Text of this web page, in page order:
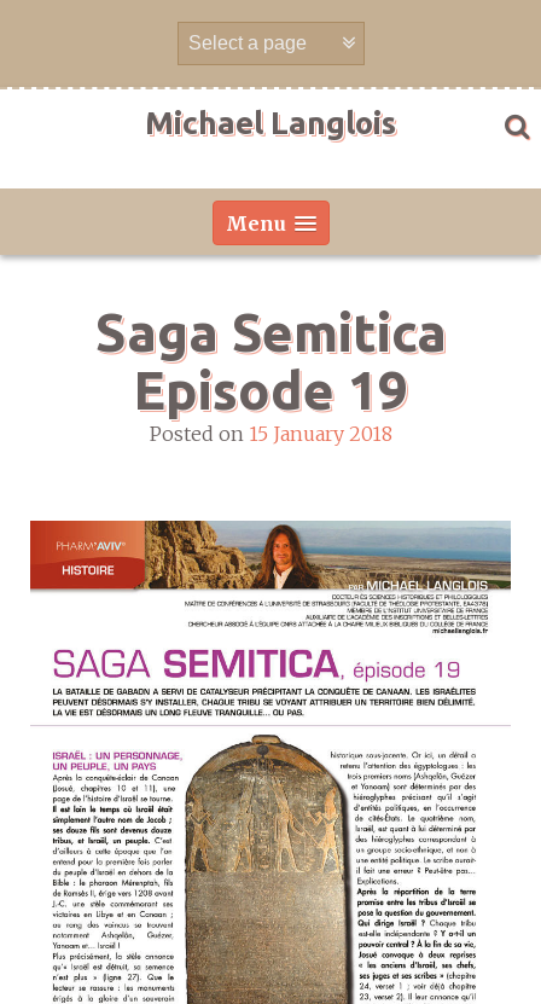
Michael Langlois
Menu
Saga Semitica
Episode 19
Posted on 15 January 2018